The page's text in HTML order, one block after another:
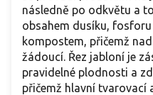
následně po odkvětu a
obsahem dusíku,
kompostem, přičemž
žádoucí. Řez jabloní je
pravidelné plodnosti a
přičemž hlavní tvarovací